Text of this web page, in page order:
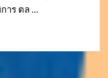
าร ตล …